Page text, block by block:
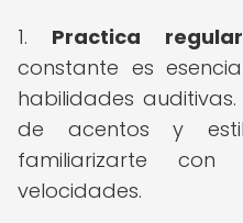
1. Practica
constante es
habilidades
de acentos y
familiarizarte
velocidades.